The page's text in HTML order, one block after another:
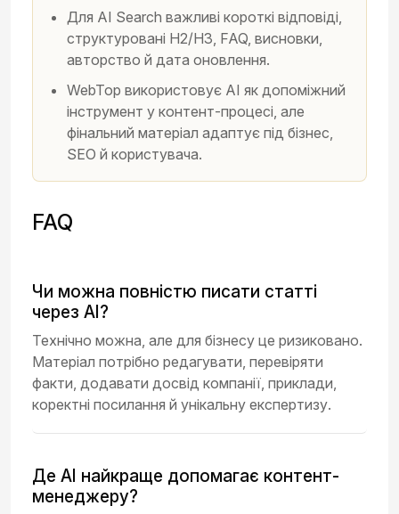
Для AI Search важливі короткі відповіді,
структуровані H2/H3, FAQ, висновки,
авторство й дата оновлення.
WebTop використовує AI як допоміжний
інструмент у контент-процесі, але
фінальний матеріал адаптує під бізнес,
SEO й користувача.
FAQ
Чи можна повністю писати статті
через AI?
Технічно можна, але для бізнесу це ризиковано.
Матеріал потрібно редагувати, перевіряти
факти, додавати досвід компанії, приклади,
коректні посилання й унікальну експертизу.
Де AI найкраще допомагає контент-
менеджеру?